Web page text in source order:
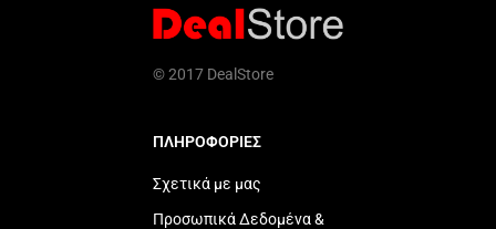
© 2017 DealStore
ΠΛΗΡΟΦΟΡΙΕΣ
Σχετικά με μας
Προσωπικά Δεδομένα &